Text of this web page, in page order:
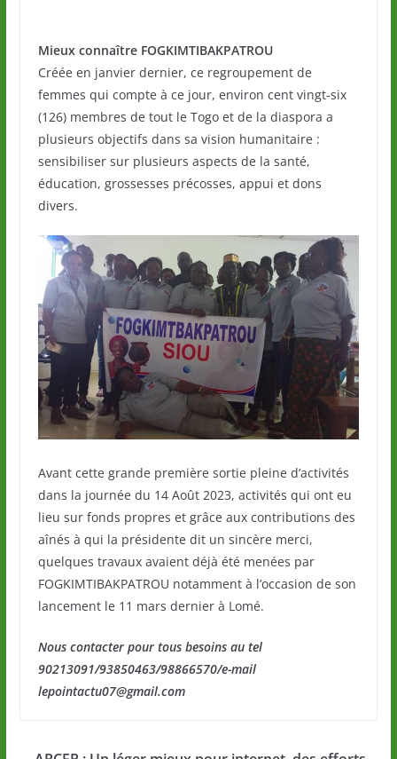
Mieux connaître FOGKIMTIBAKPATROU
Créée en janvier dernier, ce regroupement de
femmes qui compte à ce jour, environ cent vingt-six
(126) membres de tout le Togo et de la diaspora a
plusieurs objectifs dans sa vision humanitaire :
sensibiliser sur plusieurs aspects de la santé,
éducation, grossesses précosses, appui et dons
divers.
Avant cette grande première sortie pleine d’activités
dans la journée du 14 Août 2023, activités qui ont eu
lieu sur fonds propres et grâce aux contributions des
aînés à qui la présidente dit un sincère merci,
quelques travaux avaient déjà été menées par
FOGKIMTIBAKPATROU notamment à l’occasion de son
lancement le 11 mars dernier à Lomé.
Nous contacter pour tous besoins au tel
90213091/93850463/98866570/e-mail
lepointactu07@gmail.com